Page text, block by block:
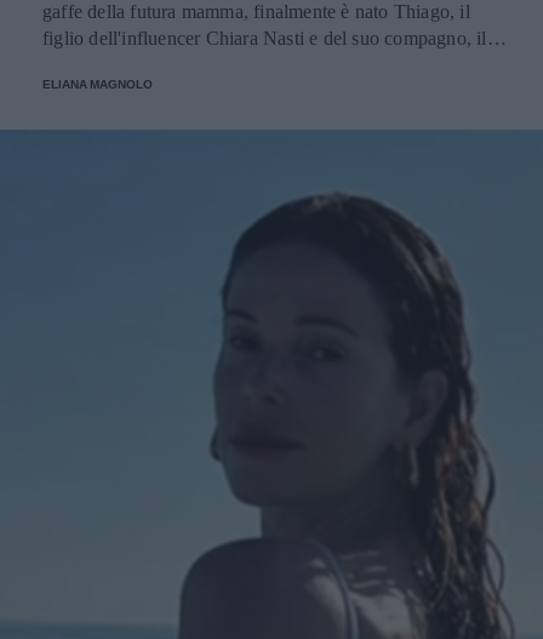
gaffe della futura mamma, finalmente è nato Thiago, il
figlio dell'influencer Chiara Nasti e del suo compagno, il
condiviso sui social della coppia.
ELIANA MAGNOLO